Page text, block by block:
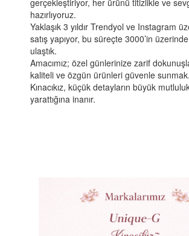
hazırlıyoruz.
Yaklaşık 3 yıldır Trendyol ve Instagram
satış yapıyor, bu süreçte 3000’in
ulaştık.
Amacımız; özel günlerinize zarif
kaliteli ve özgün ürünleri güvenle sunmak.
Kınacıkız, küçük detayların büyük
yarattığına inanır.